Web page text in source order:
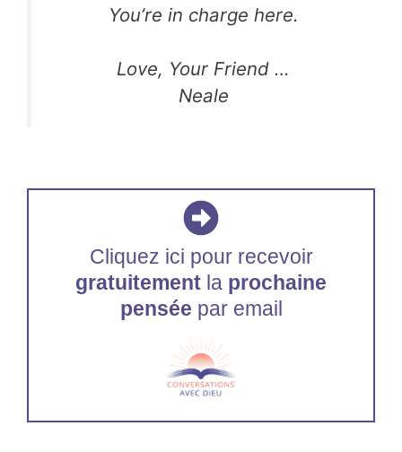
You’re in charge here.
Love, Your Friend …
Neale
Cliquez ici pour recevoir
gratuitement la prochaine
pensée par email